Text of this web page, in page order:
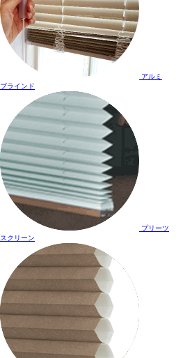
アルミ
ブラインド
プリーツ
スクリーン